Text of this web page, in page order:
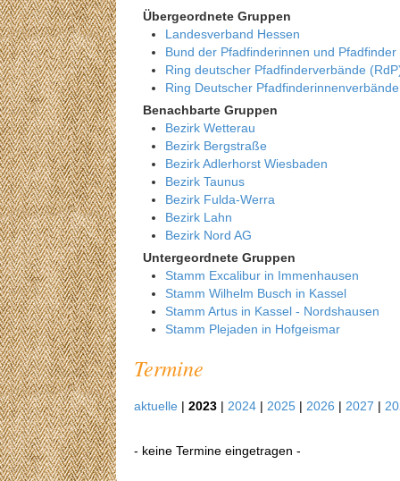
Übergeordnete Gruppen
Landesverband Hessen
Bund der Pfadfinderinnen und Pfadfinder
Ring deutscher Pfadfinderverbände
Ring Deutscher
Benachbarte Gruppen
Bezirk Wetterau
Bezirk Bergstraße
Bezirk Adlerhorst Wiesbaden
Bezirk Taunus
Bezirk Fulda-Werra
Bezirk Lahn
Bezirk Nord AG
Untergeordnete Gruppen
Stamm Excalibur in Immenhausen
Stamm Wilhelm Busch in Kassel
Stamm Artus in Kassel - Nordshausen
Stamm Plejaden in Hofgeismar
Termine
aktuelle | 2023 | 2024 | 2025 | 2026 | 2027 |
- keine Termine eingetragen -